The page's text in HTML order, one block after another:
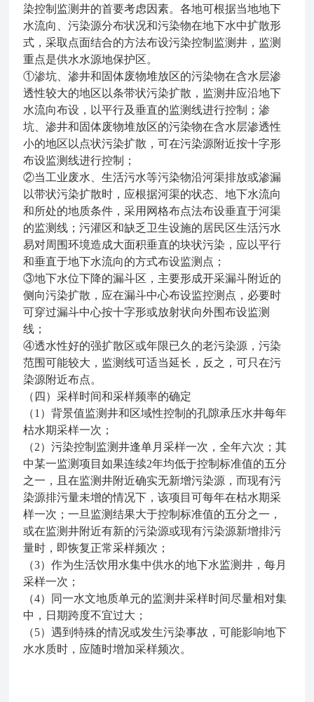
染控制监测井的首要考虑因素。各地可根据当地地下
水流向、污染源分布状况和污染物在地下水中扩散形
式，采取点面结合的方法布设污染控制监测井，监测
重点是供水水源地保护区。
①渗坑、渗井和固体废物堆放区的污染物在含水层渗
透性较大的地区以条带状污染扩散，监测井应沿地下
水流向布设，以平行及垂直的监测线进行控制；渗
坑、渗井和固体废物堆放区的污染物在含水层渗透性
小的地区以点状污染扩散，可在污染源附近按十字形
布设监测线进行控制；
②当工业废水、生活污水等污染物沿河渠排放或渗漏
以带状污染扩散时，应根据河渠的状态、地下水流向
和所处的地质条件，采用网格布点法布设垂直于河渠
的监测线；污灌区和缺乏卫生设施的居民区生活污水
易对周围环境造成大面积垂直的块状污染，应以平行
和垂直于地下水流向的方式布设监测点；
③地下水位下降的漏斗区，主要形成开采漏斗附近的
侧向污染扩散，应在漏斗中心布设监控测点，必要时
可穿过漏斗中心按十字形或放射状向外围布设监测
线；
④透水性好的强扩散区或年限已久的老污染源，污染
范围可能较大，监测线可适当延长，反之，可只在污
染源附近布点。
（四）采样时间和采样频率的确定
（1）背景值监测井和区域性控制的孔隙承压水井每年
枯水期采样一次；
（2）污染控制监测井逢单月采样一次，全年六次；其
中某一监测项目如果连续2年均低于控制标准值的五分
之一，且在监测井附近确实无新增污染源，而现有污
染源排污量未增的情况下，该项目可每年在枯水期采
样一次 ；一旦监测结果大于控制标准值的五分之一，
或在监测井附近有新的污染源或现有污染源新增排污
量时，即恢复正常采样频次；
（3）作为生活饮用水集中供水的地下水监测井，每月
采样一次；
（4）同一水文地质单元的监测井采样时间尽量相对集
中，日期跨度不宜过大 ；
（5）遇到特殊的情况或发生污染事故，可能影响地下
水水质时，应随时增加采样频次。